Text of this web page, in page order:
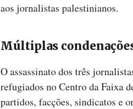
aos jornalistas palestinianos.
Múltiplas
O assassinato dos três
refugiados no Centro da Faixa
partidos, facções, sindicatos e